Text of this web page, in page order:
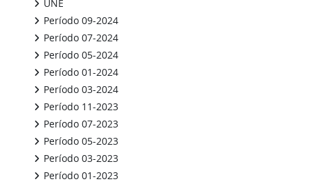
UNE
Período 09-2024
Período 07-2024
Período 05-2024
Período 01-2024
Período 03-2024
Período 11-2023
Período 07-2023
Período 05-2023
Período 03-2023
Período 01-2023